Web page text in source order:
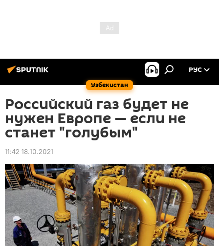
Узбекистан
РУС
Российский газ будет не
нужен Европе — если не
станет "голубым"
11:42 18.10.2021